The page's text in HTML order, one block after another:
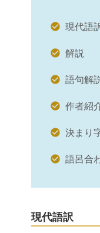
現代語
解説
語句解
作者紹
決まり
語呂合
現代語訳